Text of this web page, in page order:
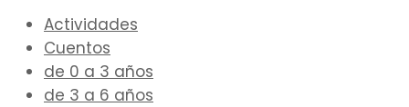
Actividades
Cuentos
de 0 a 3 años
de 3 a 6 años